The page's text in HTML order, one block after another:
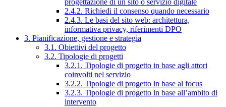
progettazione di un sito o servizio digitale
2.4.2. Richiedi il consenso quando necessario
2.4.3. Le basi del sito web: architettura,
informativa privacy, riferimenti DPO
3. Pianificazione, gestione e strategia
3.1. Obiettivi del progetto
3.2. Tipologie di progetti
3.2.1. Tipologie di progetto in base agli attori
coinvolti nel servizio
3.2.2. Tipologie di progetto in base al focus
3.2.3. Tipologie di progetto in base all’ambito di
intervento